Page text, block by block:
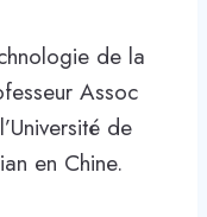
de la
Assoc
de
en Chine.